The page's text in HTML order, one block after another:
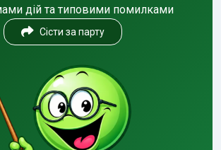
дій та типовими помилками
Сісти за парту